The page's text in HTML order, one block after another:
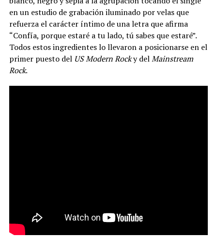
en un estudio de grabación iluminado por velas que
refuerza el carácter íntimo de una letra que afirma
“Confía, porque estaré a tu lado, tú sabes que estaré”.
Todos estos ingredientes lo llevaron a posicionarse en el
primer puesto del US Modern Rocky delMainstream
Rock.